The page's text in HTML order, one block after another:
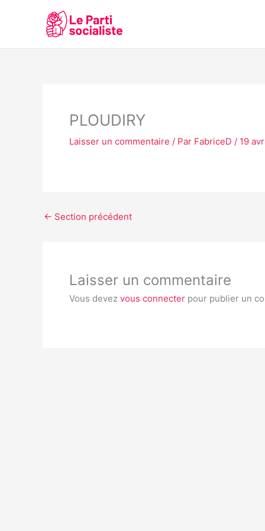
PLOUDIRY
Laisser un commentaire / Par FabriceD / 19
← Section précédent
Laisser un commentaire
Vous devez vous connecter pour publier un